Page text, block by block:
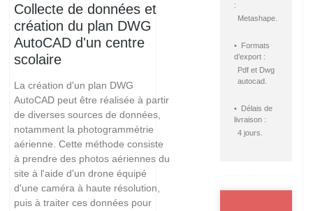
Collecte de données et
création du plan DWG
AutoCAD d'un centre
scolaire
La création d'un plan DWG
AutoCAD peut être réalisée à partir
de diverses sources de données,
notamment la photogrammétrie
aérienne. Cette méthode consiste
à prendre des photos aériennes du
site à l'aide d'un drone équipé
d'une caméra à haute résolution,
puis à traiter ces données pour
:
Metashape.
• Formats
d’export :
Pdf et Dwg
autocad.
• Délais de
livraison :
4 jours.